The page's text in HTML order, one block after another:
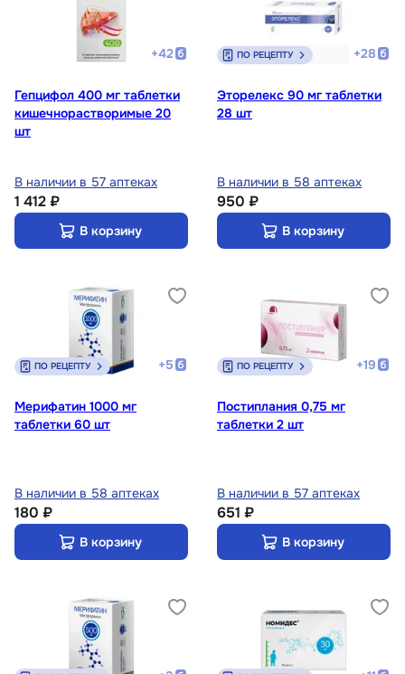
+42
Гепцифол 400 мг таблетки
кишечнорастворимые 20
шт
В наличии в 57 аптеках
1 412 ₽
В корзину
ПО РЕЦЕПТУ +28
Эторелекс 90 мг таблетки
28 шт
В наличии в 58 аптеках
950 ₽
В корзину
ПО РЕЦЕПТУ +5
Мерифатин 1000 мг
таблетки 60 шт
В наличии в 58 аптеках
180 ₽
В корзину
ПО РЕЦЕПТУ +19
Постиплания 0,75 мг
таблетки 2 шт
В наличии в 57 аптеках
651 ₽
В корзину